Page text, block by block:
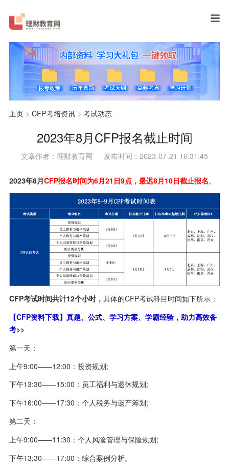
主页> CFP考培资讯> 考试动态
2023年8月CFP报名截止时间
文章作者：理财教育网 发布时间：2023-07-21 16:31:45
2023年8月CFP报名时间为6月21日9点，最迟8月10日截止报名。
CFP考试时间共计12个小时， 具体的CFP考试科目时间如下所示：
【CFP资料下载】真题、公式、学习方案、学霸经验，助力高效备
考>>
第一天：
上午9:00——12:00：投资规划;
下午13:30——15:00：员工福利与退休规划;
下午16:00——17:30：个人税务与遗产筹划;
第二天：
上午9:00——11:30：个人风险管理与保险规划;
下午13:30——17:00：综合案例分析。